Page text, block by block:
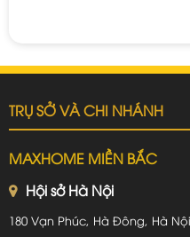
TRỤ SỞ VÀ CHI NHÁNH
MAXHOME MIỀN BẮC
Hội sở Hà Nội
180 Vạn Phúc, Hà Đông, Hà Nội